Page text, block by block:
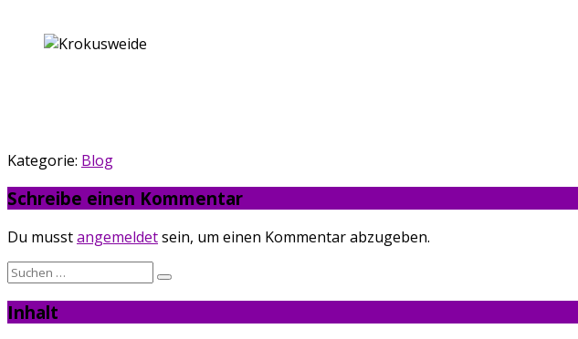
Kategorie: Blog
Schreibe einen Kommentar
Du musstangemeldetsein, um einen Kommentar abzugeben.
Suche
Inhalt